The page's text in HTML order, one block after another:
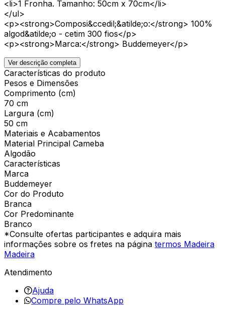
<li>1 Fronha. Tamanho: 50cm x 70cm</li>
</ul>
<p><strong>Composi&ccedil;&atilde;o:</strong> 100%
algod&atilde;o - cetim 300 fios</p>
<p><strong>Marca:</strong> Buddemeyer</p>
Ver descrição completa
Características do produto
Pesos e Dimensões
Comprimento (cm)
70 cm
Largura (cm)
50 cm
Materiais e Acabamentos
Material Principal Cameba
Algodão
Características
Marca
Buddemeyer
Cor do Produto
Branca
Cor Predominante
Branco
*Consulte ofertas participantes e adquira mais
informações sobre os fretes na página termos Madeira
Madeira
Atendimento
Ajuda
Compre pelo WhatsApp